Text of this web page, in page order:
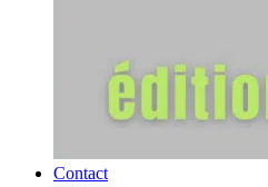
Contact